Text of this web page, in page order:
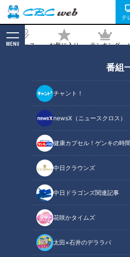
テ
ニュース お気に入り ランキング
MENU
番組
チャント！
newsX（ニュースクロス）
健康カプセル！ゲンキの時間
中日クラウンズ
中日ドラゴンズ関連記事
花咲かタイムズ
太田×石井のデララバ
好み焼きって何！？
2025/07/28 11:35